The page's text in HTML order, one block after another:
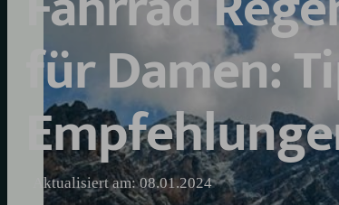
für Damen:
Aktualisiert am: 08.01.2024